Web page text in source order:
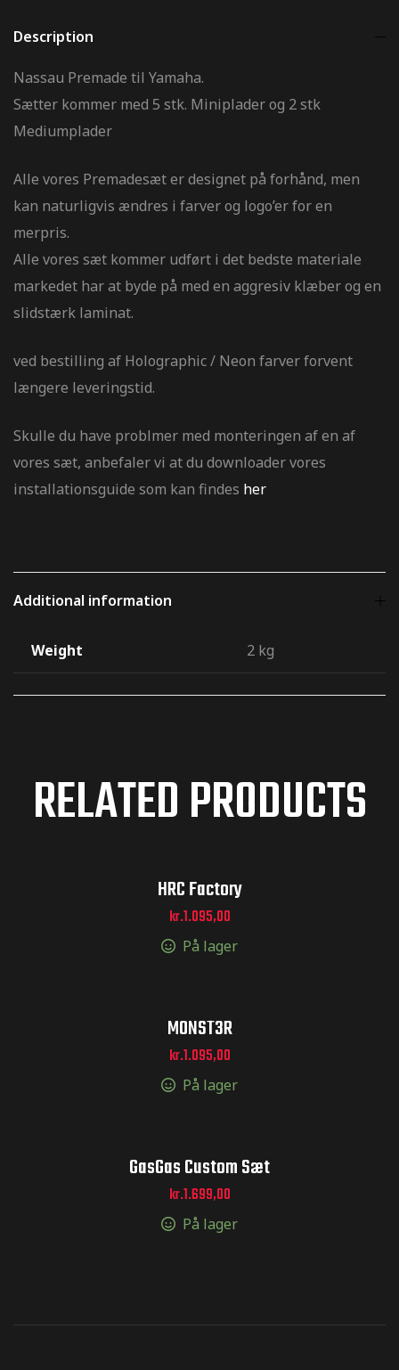
Description
Nassau Premade til Yamaha.
Sætter kommer med 5 stk. Miniplader og 2 stk
Mediumplader
Alle vores Premadesæt er designet på forhånd, men
kan naturligvis ændres i farver og logo’er for en
merpris.
Alle vores sæt kommer udført i det bedste materiale
markedet har at byde på med en aggresiv klæber og en
slidstærk laminat.
ved bestilling af Holographic / Neon farver forvent
længere leveringstid.
Skulle du have problmer med monteringen af en af
vores sæt, anbefaler vi at du downloader vores
installationsguide som kan findes her
Additional information
Weight 2 kg
RELATED PRODUCTS
HRC Factory
kr.1.095,00
På lager
M0NST3R
kr.1.095,00
På lager
GasGas Custom Sæt
kr.1.699,00
På lager